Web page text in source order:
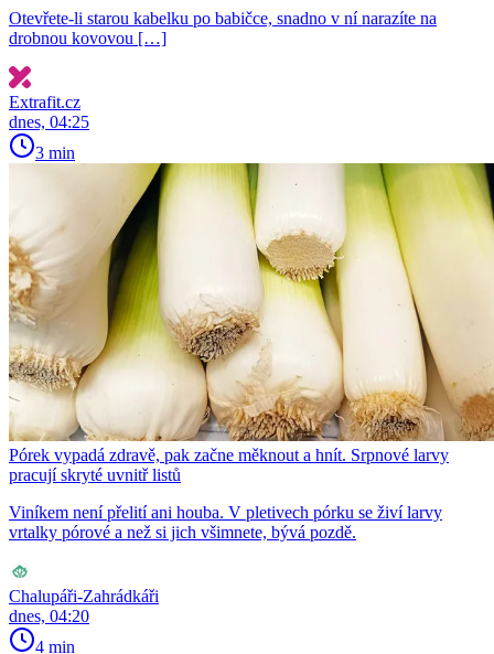
Otevřete-li starou kabelku po babičce, snadno v ní narazíte na
drobnou kovovou […]
Extrafit.cz
dnes, 04:25
3 min
Pórek vypadá zdravě, pak začne měknout a hnít. Srpnové larvy
pracují skryté uvnitř listů
Viníkem není přelití ani houba. V pletivech pórku se živí larvy
vrtalky pórové a než si jich všimnete, bývá pozdě.
Chalupáři-Zahrádkáři
dnes, 04:20
4 min